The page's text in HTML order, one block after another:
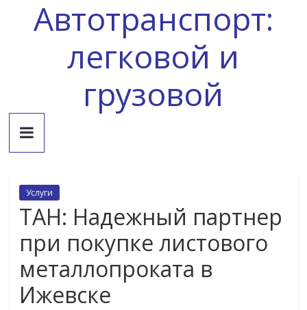
Автотранспорт:
легковой и
грузовой
Услуги
ТАН: Надежный партнер
при покупке листового
металлопроката в
Ижевске